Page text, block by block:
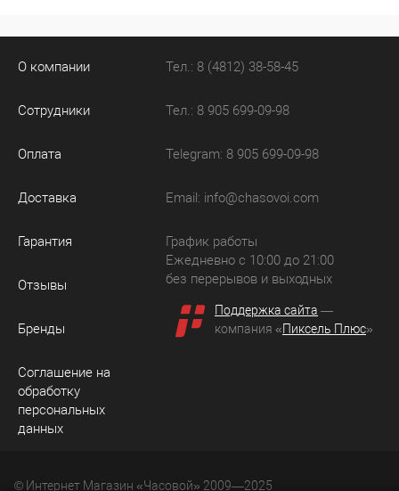
О компании
Сотрудники
Оплата
Доставка
Гарантия
Отзывы
Бренды
Соглашение на
обработку
персональных
данных
Тел.: 8 (4812) 38-58-45
Тел.: 8 905 699-09-98
Telegram: 8 905 699-09-98
Email: info@chasovoi.com
График работы
Ежедневно с 10:00 до 21:00
без перерывов и выходных
Поддержка сайта —
компания «Пиксель Плюс»
© Интернет Магазин «Часовой» 2009—2025